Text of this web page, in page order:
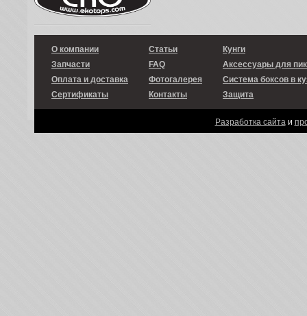
О компании
Запчасти
Оплата и доставка
Сертификаты
Статьи
FAQ
Фотогалерея
Контакты
Кунги
Аксессуары для
Система боксов в
Защита
Разработка сайтаи